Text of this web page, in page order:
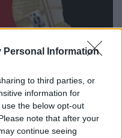
Personal Information
to third parties, or
information for
the below opt-out
note that after your
continue seeing